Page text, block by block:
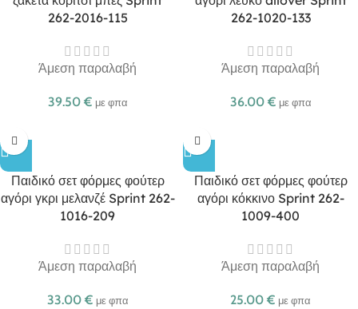
262-2016-115
Άμεση παραλαβή
39.50 € με φπα
262-1020-133
Άμεση παραλαβή
36.00 € με φπα
Παιδικό σετ φόρμες φούτερ
αγόρι γκρι μελανζέ Sprint 262-
1016-209
Άμεση παραλαβή
33.00 € με φπα
Παιδικό σετ φόρμες φούτερ
αγόρι κόκκινο Sprint 262-
1009-400
Άμεση παραλαβή
25.00 € με φπα